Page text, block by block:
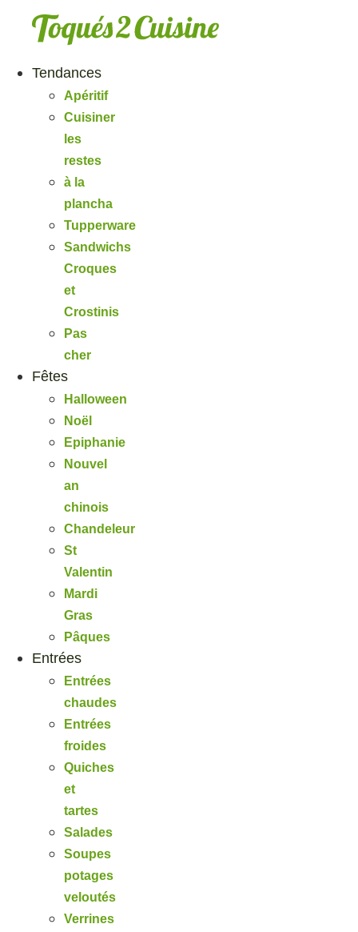
Tendances
Apéritif
Cuisiner
les
restes
à la
plancha
Tupperware
Sandwichs
Croques
et
Crostinis
Pas
cher
Fêtes
Halloween
Noël
Epiphanie
Nouvel
an
chinois
Chandeleur
St
Valentin
Mardi
Gras
Pâques
Entrées
Entrées
chaudes
Entrées
froides
Quiches
et
tartes
Salades
Soupes
potages
veloutés
Verrines